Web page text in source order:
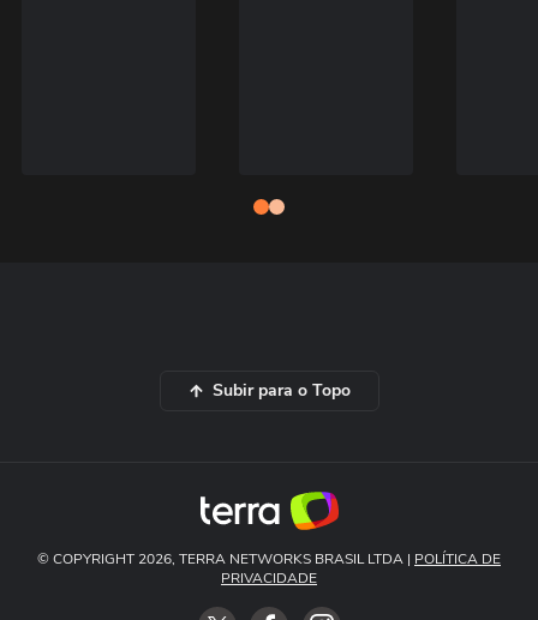
Subir para o Topo
© COPYRIGHT 2026, TERRA NETWORKS BRASIL LTDA | POLÍTICA DE
PRIVACIDADE